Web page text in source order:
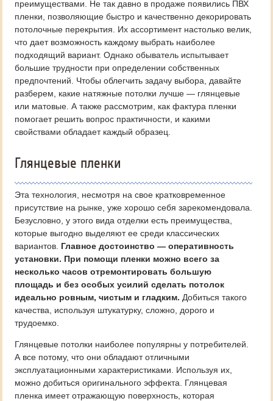
преимуществами. Не так давно в продаже появились ПВХ
пленки, позволяющие быстро и качественно декорировать
потолочные перекрытия. Их ассортимент настолько велик,
что дает возможность каждому выбрать наиболее
подходящий вариант. Однако обыватель испытывает
большие трудности при определении собственных
предпочтений. Чтобы облегчить задачу выбора, давайте
разберем, какие натяжные потолки лучше — глянцевые
или матовые. А также рассмотрим, как фактура пленки
помогает решить вопрос практичности, и какими
свойствами обладает каждый образец.
Глянцевые пленки
Эта технология, несмотря на свое кратковременное
присутствие на рынке, уже хорошо себя зарекомендовала.
Безусловно, у этого вида отделки есть преимущества,
которые выгодно выделяют ее среди классических
вариантов. Главное достоинство — оперативность
установки. При помощи пленки можно всего за
несколько часов отремонтировать большую
площадь и без особых усилий сделать потолок
идеально ровным, чистым и гладким. Добиться такого
качества, используя штукатурку, сложно, дорого и
трудоемко.
Глянцевые потолки наиболее популярны у потребителей.
А все потому, что они обладают отличными
эксплуатационными характеристиками. Используя их,
можно добиться оригинального эффекта. Глянцевая
пленка имеет отражающую поверхность, которая